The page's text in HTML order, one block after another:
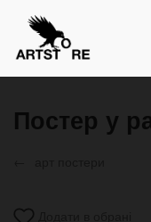
Постер у